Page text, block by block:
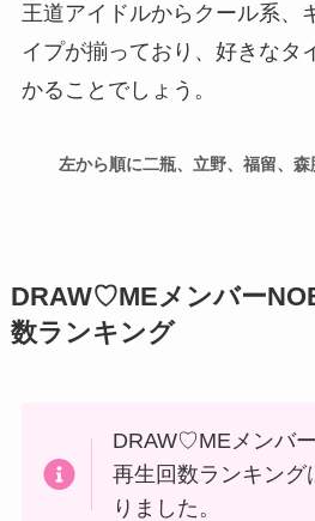
王道アイドルからクール系、
イプが揃っており、好きなタ
かることでしょう。
左から順に二瓶、立野、福留、
DRAW♡MEメンバー
数ランキング
DRAW♡MEメンバ
再生回数ランキング
りました。